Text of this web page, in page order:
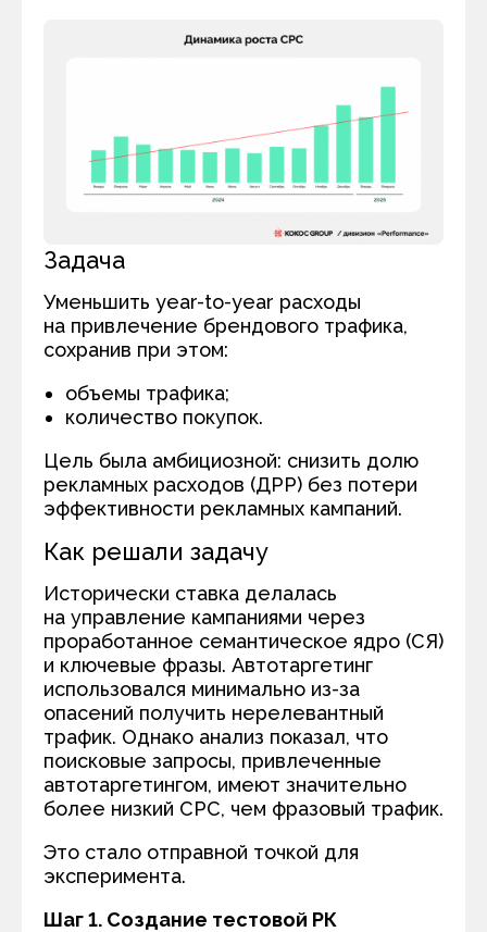
Задача
Уменьшить year-to-year расходы
на привлечение брендового трафика,
сохранив при этом:
объемы трафика;
количество покупок.
Цель была амбициозной: снизить долю
рекламных расходов (ДРР) без потери
эффективности рекламных кампаний.
Как решали задачу
Исторически ставка делалась
на управление кампаниями через
проработанное семантическое ядро (СЯ)
и ключевые фразы. Автотаргетинг
использовался минимально из-за
опасений получить нерелевантный
трафик. Однако анализ показал, что
поисковые запросы, привлеченные
автотаргетингом, имеют значительно
более низкий СРС, чем фразовый трафик.
Это стало отправной точкой для
эксперимента.
Шаг 1. Создание тестовой РК